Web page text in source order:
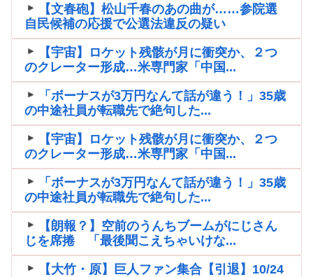
【文春砲】松山千春のあの曲が……参院選
自民候補の応援で公選法違反の疑い
【宇宙】ロケット残骸が月に衝突か、２つ
のクレーター形成…米専門家「中国...
「ボーナスが3万円なんて話が違う！」35歳
の中途社員が転職先で絶句した...
【宇宙】ロケット残骸が月に衝突か、２つ
のクレーター形成…米専門家「中国...
「ボーナスが3万円なんて話が違う！」35歳
の中途社員が転職先で絶句した...
【朗報？】空前のうんちブームがにじさん
じを席捲 「最後聞こえちゃいけな...
【大竹・原】巨人ファン集合【引退】10/24